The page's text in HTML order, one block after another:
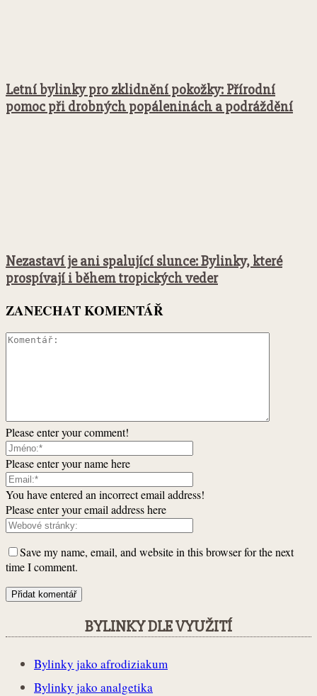
Letní bylinky pro zklidnění pokožky: Přírodní
pomoc při drobných popáleninách a podráždění
Nezastaví je ani spalující slunce: Bylinky, které
prospívají i během tropických veder
ZANECHAT KOMENTÁŘ
Please enter your comment!
Please enter your name here
You have entered an incorrect email address!
Please enter your email address here
Save my name, email, and website in this browser for the next
time I comment.
BYLINKY DLE VYUŽITÍ
Bylinky jako afrodiziakum
Bylinky jako analgetika